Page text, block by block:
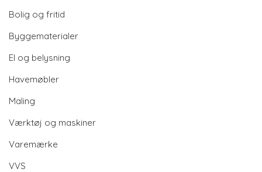
Bolig og fritid
Byggematerialer
El og belysning
Havemøbler
Maling
Værktøj og maskiner
Varemærke
VVS